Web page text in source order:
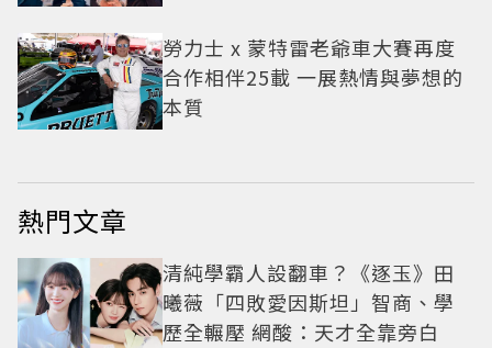
勞力士 x 蒙特雷老爺車大賽再度
合作相伴25載 一展熱情與夢想的
本質
熱門文章
清純學霸人設翻車？《逐玉》田
曦薇「四敗愛因斯坦」智商、學
歷全輾壓 網酸：天才全靠旁白